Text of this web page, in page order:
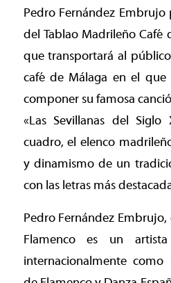
Pedro Fernández Embrujo
del Tablao Madrileño Café
que transportará al
café de Málaga en el que
componer su famosa
«Las Sevillanas del Siglo
cuadro, el elenco
y dinamismo de un
con las letras más
Pedro Fernández
Flamenco es un
internacionalmente